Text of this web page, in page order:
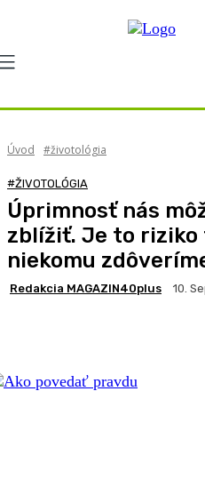
Úvod #životológia
#ŽIVOTOLÓGIA
Úprimnosť nás
zblížiť. Je to riziko
niekomu
Redakcia MAGAZIN40plus 10.